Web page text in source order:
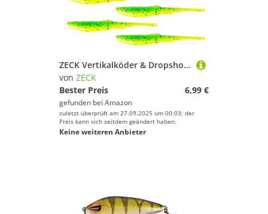
ZECK Vertikalköder & Dropshot Angelköder - Wilson 3 Inch | 7,6 cm - Kiwi Lemon
von ZECK
Bester Preis
6,99 €
gefunden bei Amazon
zuletzt überprüft am 27.09.2025 um 00:03; der
Preis kann sich seitdem geändert haben.
Keine weiteren Anbieter